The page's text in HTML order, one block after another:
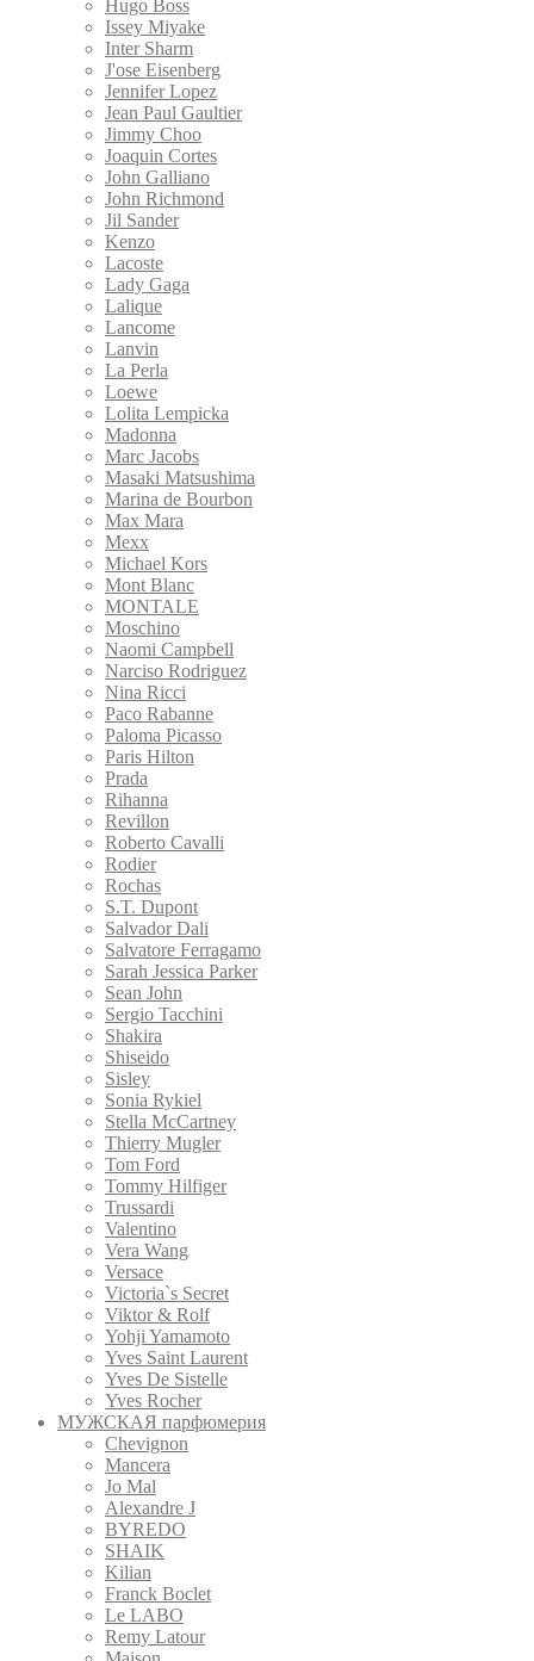
Hugo Boss
Issey Miyake
Inter Sharm
J'ose Eisenberg
Jennifer Lopez
Jean Paul Gaultier
Jimmy Choo
Joaquin Cortes
John Galliano
John Richmond
Jil Sander
Kenzo
Lacoste
Lady Gaga
Lalique
Lancome
Lanvin
La Perla
Loewe
Lolita Lempicka
Madonna
Marc Jacobs
Masaki Matsushima
Marina de Bourbon
Max Mara
Mexx
Michael Kors
Mont Blanc
MONTALE
Moschino
Naomi Campbell
Narciso Rodriguez
Nina Ricci
Paco Rabanne
Paloma Picasso
Paris Hilton
Prada
Rihanna
Revillon
Roberto Cavalli
Rodier
Rochas
S.T. Dupont
Salvador Dali
Salvatore Ferragamo
Sarah Jessica Parker
Sean John
Sergio Tacchini
Shakira
Shiseido
Sisley
Sonia Rykiel
Stella McCartney
Thierry Mugler
Tom Ford
Tommy Hilfiger
Trussardi
Valentino
Vera Wang
Versace
Victoria`s Secret
Viktor & Rolf
Yohji Yamamoto
Yves Saint Laurent
Yves De Sistelle
Yves Rocher
МУЖСКАЯ парфюмерия
Chevignon
Mancera
Jo Mal
Alexandre J
BYREDO
SHAIK
Kilian
Franck Boclet
Le LABO
Remy Latour